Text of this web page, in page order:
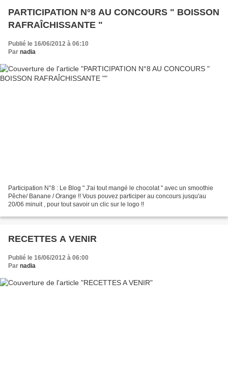
PARTICIPATION N°8 AU CONCOURS " BOISSON
RAFRAÎCHISSANTE "
Publié le 16/06/2012 à 06:10
Par nadia
Participation N°8 : Le Blog " J'ai tout mangé le chocolat " avec un smoothie
Pêche/ Banane / Orange !! Vous pouvez participer au concours jusqu'au
20/06 minuit , pour tout savoir un clic sur le logo !!
RECETTES A VENIR
Publié le 16/06/2012 à 06:00
Par nadia